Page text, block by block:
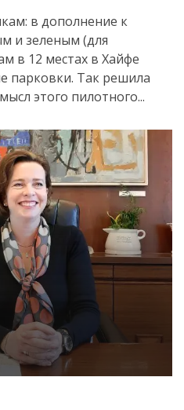
в дополнение к
и зеленым (для
в 12 местах в Хайфе
парковки. Так решила
этого пилотного...